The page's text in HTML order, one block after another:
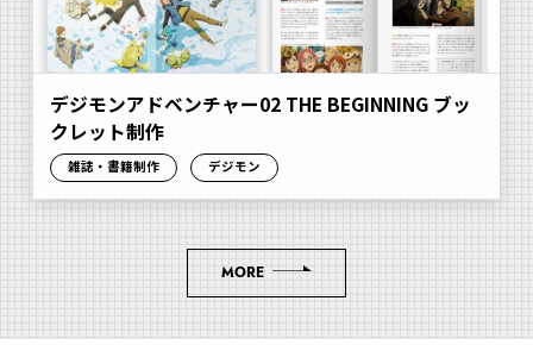
デジモンアドベンチャー02 THE BEGINNING ブッ
クレット制作
雑誌・書籍制作 デジモン
MORE